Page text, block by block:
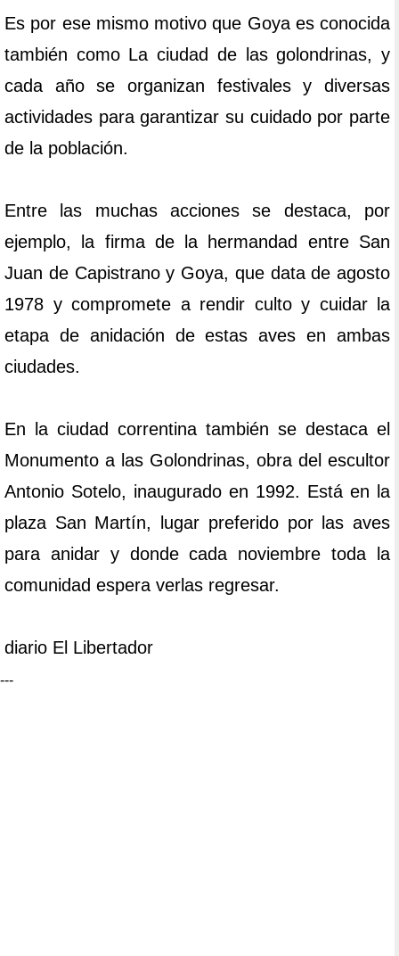
Es por ese mismo motivo que Goya es conocida
también como La ciudad de las golondrinas, y
cada año se organizan festivales y diversas
actividades para garantizar su cuidado por parte
de la población.
Entre las muchas acciones se destaca, por
ejemplo, la firma de la hermandad entre San
Juan de Capistrano y Goya, que data de agosto
1978 y compromete a rendir culto y cuidar la
etapa de anidación de estas aves en ambas
ciudades.
En la ciudad correntina también se destaca el
Monumento a las Golondrinas, obra del escultor
Antonio Sotelo, inaugurado en 1992. Está en la
plaza San Martín, lugar preferido por las aves
para anidar y donde cada noviembre toda la
comunidad espera verlas regresar.
diario El Libertador
---